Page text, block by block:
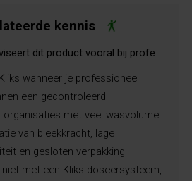
kennis
vooral bij professionele wasprocessen met doseersysteem.
wanneer je professioneel
een gecontroleerd
met veel wasvolume
van bleekkracht, lage
en gesloten verpakking
met een Kliks-doseersysteem,